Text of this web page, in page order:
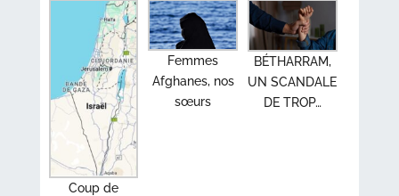
Coup de
Femmes
Afghanes, nos
sœurs
BÉTHARRAM,
UN SCANDALE
DE TROP…